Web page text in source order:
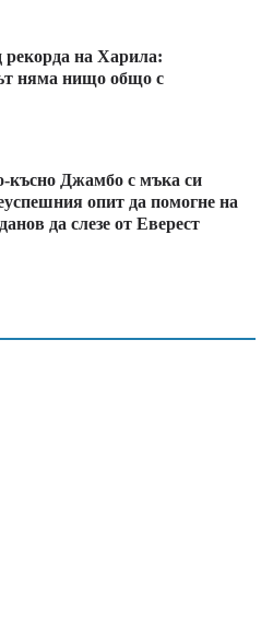
рекорда на Харила:
няма нищо общо с
късно Джамбо с мъка си
опит да помогне на
да слезе от Еверест